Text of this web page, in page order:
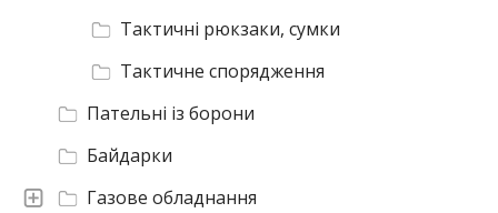
Газове обладнання
Байдарки
Пательні із борони
Тактичні рюкзаки, сумки
Тактичне спорядження